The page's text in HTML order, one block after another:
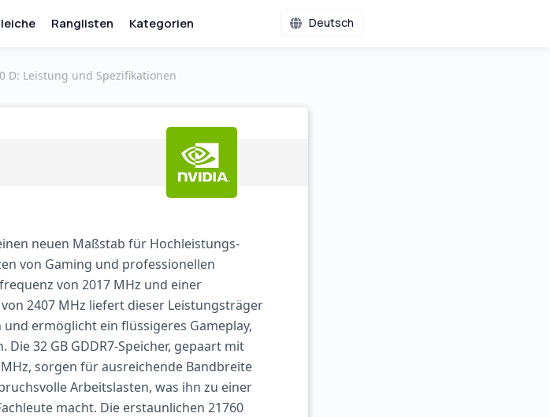
Ranglisten Kategorien Deutsch
D: Leistung und Spezifikationen
neuen Maßstab für Hochleistungs-
von Gaming und professionellen
von 2017 MHz und einer
2407 MHz liefert dieser Leistungsträger
ermöglicht ein flüssigeres Gameplay,
32 GB GDDR7-Speicher, gepaart mit
sorgen für ausreichende Bandbreite
Arbeitslasten, was ihn zu einer
macht. Die erstaunlichen 21760